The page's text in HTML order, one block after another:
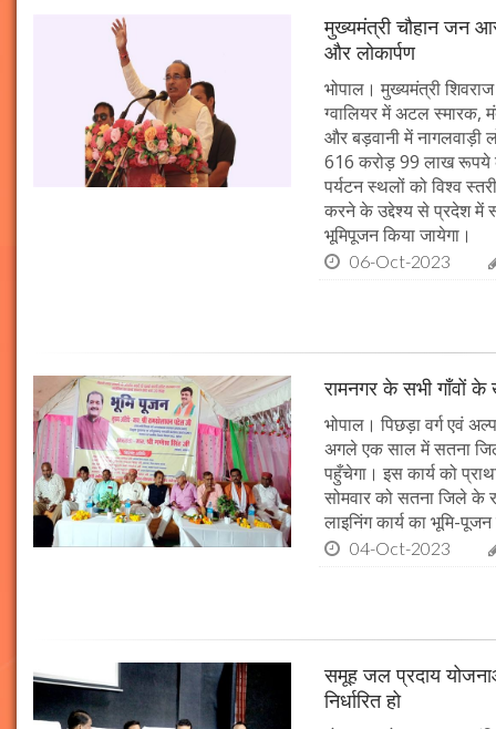
मुख्यमंत्री चौहान जन
और लोकार्पण
भोपाल। मुख्यमंत्री
ग्वालियर में अटल स्मारक,
और बड़वानी में
616 करोड़ 99 लाख रूपये
पर्यटन स्थलों को विश्व
करने के उद्देश्य से प्रदेश में
भूमिपूजन किया जायेगा।
06-Oct-2023
रामनगर के सभी गाँवों
भोपाल। पिछड़ा वर्ग एवं
अगले एक साल में सतना
पहुँचेगा। इस कार्य को
सोमवार को सतना जिले के
लाइनिंग कार्य का भूमि-
04-Oct-2023
समूह जल प्रदाय
निर्धारित हो